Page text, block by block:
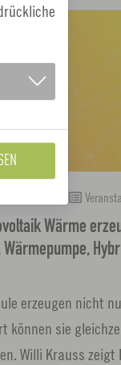
Wärme
Wärmepumpe,
erzeugen nicht
können sie
Willi Krauss zeigt